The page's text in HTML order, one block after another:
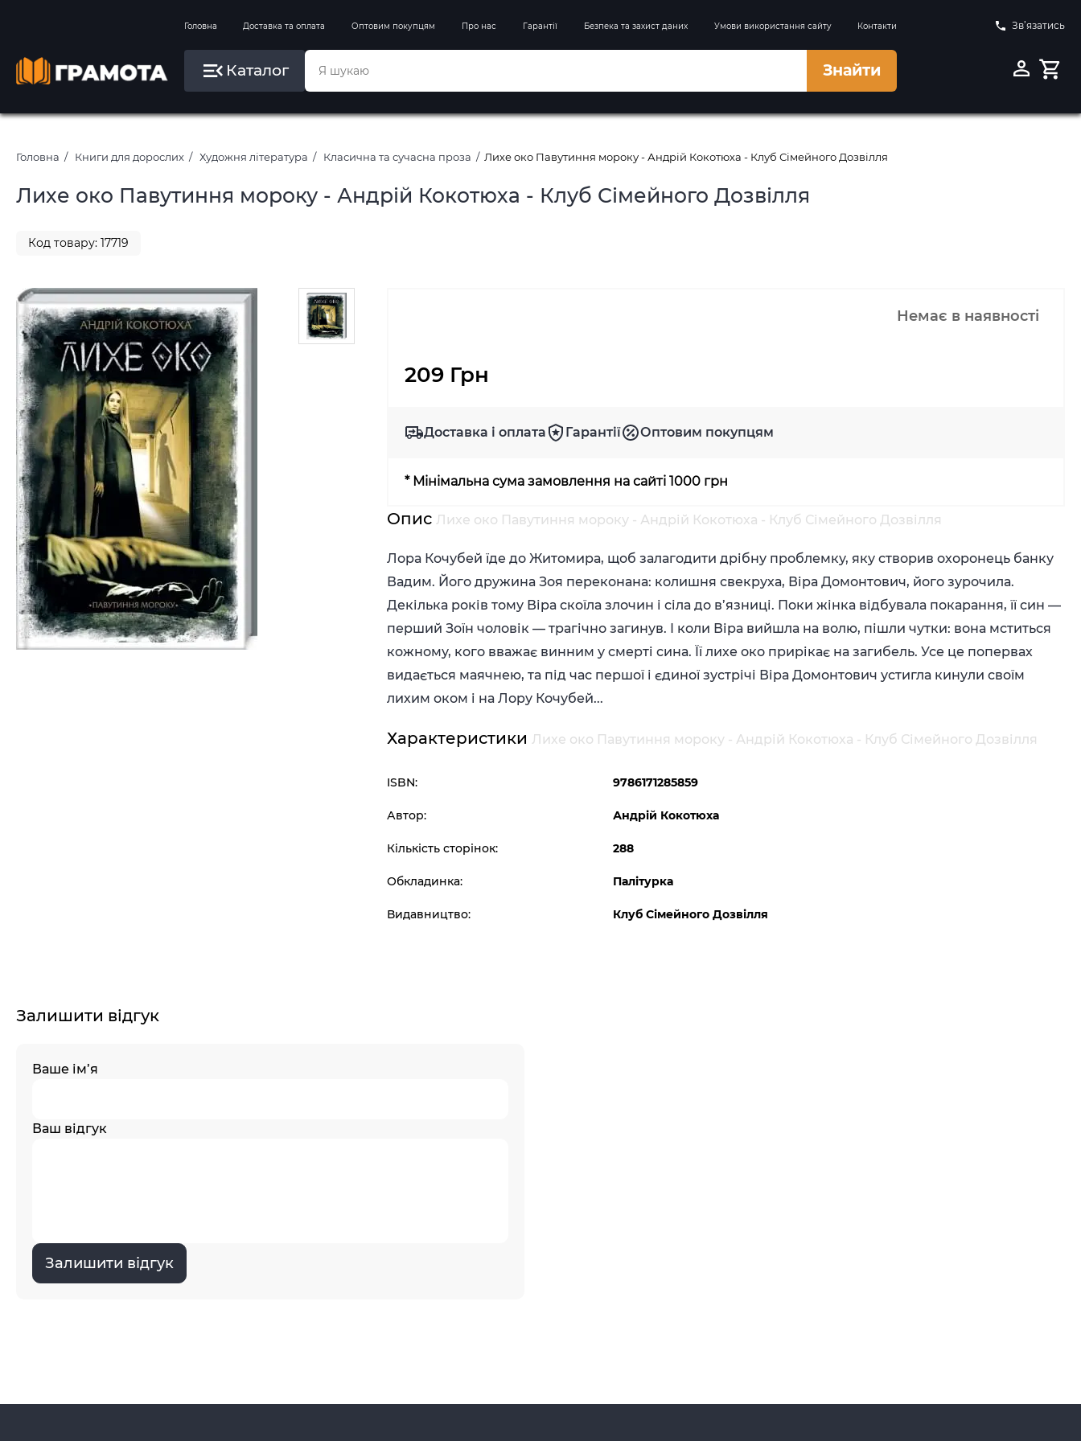
Головна Доставка та оплата Оптовим покупцям Про нас Гарантії Безпека та захист даних Умови використання сайту Контакти Зв’язатись
Каталог Знайти
Вправи на зимові канікули
Літо, пляж, плавання, басейни
Картини за номерами
Головна Книги для дорослих Художня література Класична та сучасна проза Лихе око Павутиння мороку - Андрій Кокотюха - Клуб Сімейного Дозвілля
Лихе око Павутиння мороку - Андрій Кокотюха - Клуб Сімейного Дозвілля
Код товару: 17719
Немає в наявності
209 Грн
Доставка і оплата Гарантії Оптовим покупцям
* Мінімальна сума замовлення на сайті 1000 грн
ОписЛихе око Павутиння мороку - Андрій Кокотюха - Клуб Сімейного Дозвілля
Лора Кочубей їде до Житомира, щоб залагодити дрібну проблемку, яку створив охоронець банку
Вадим. Його дружина Зоя переконана: колишня свекруха, Віра Домонтович, його зурочила.
Декілька років тому Віра скоїла злочин і сіла до в’язниці. Поки жінка відбувала покарання, її син —
перший Зоїн чоловік — трагічно загинув. І коли Віра вийшла на волю, пішли чутки: вона мститься
кожному, кого вважає винним у смерті сина. Її лихе око прирікає на загибель. Усе це попервах
видається маячнею, та під час першої і єдиної зустрічі Віра Домонтович устигла кинули своїм
лихим оком і на Лору Кочубей...
ХарактеристикиЛихе око Павутиння мороку - Андрій Кокотюха - Клуб Сімейного Дозвілля
ISBN: 9786171285859
Автор: Андрій Кокотюха
Кількість сторінок: 288
Обкладинка: Палітурка
Видавництво: Клуб Сімейного Дозвілля
Залишити відгук
Ваше ім’я
Ваш відгук
Залишити відгук